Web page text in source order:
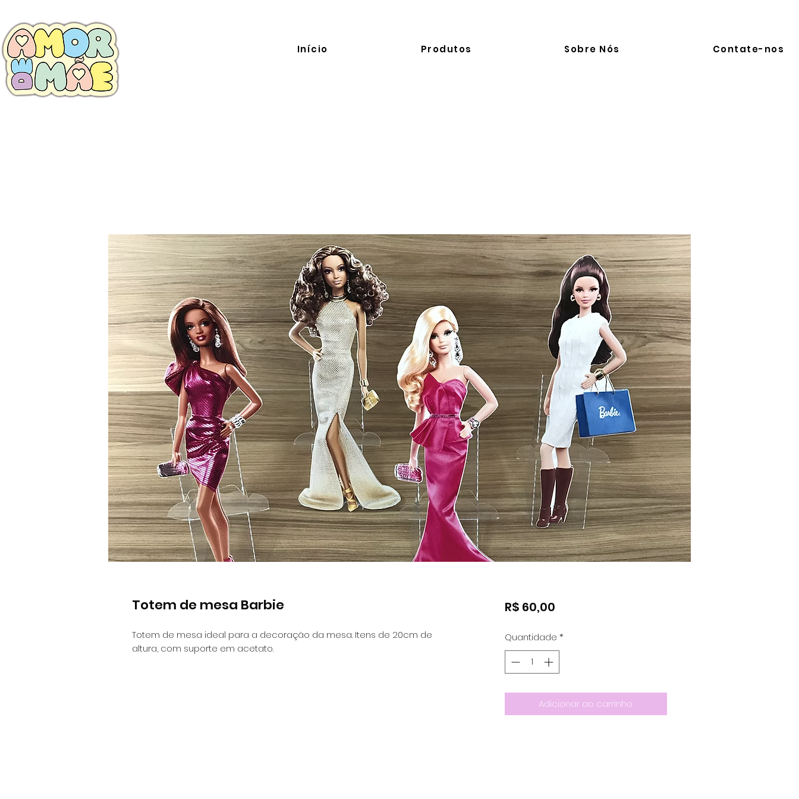
Início Produtos Sobre Nós Contate-nos
Totem de mesa Barbie
Totem de mesa ideal para a decoração da mesa. Itens de 20cm de
altura, com suporte em acetato.
R$ 60,00Preço
Quantidade *
Adicionar ao carrinho